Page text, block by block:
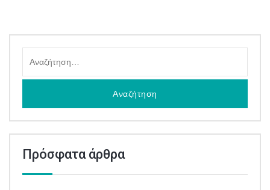
για:
Πρόσφατα άρθρα